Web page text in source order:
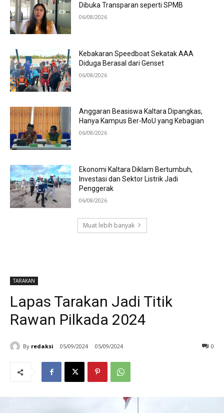
Dibuka Transparan seperti SPMB
06/08/2026
Kebakaran Speedboat Sekatak AAA
Diduga Berasal dari Genset
06/08/2026
Anggaran Beasiswa Kaltara Dipangkas,
Hanya Kampus Ber-MoU yang Kebagian
06/08/2026
Ekonomi Kaltara Diklam Bertumbuh,
Investasi dan Sektor Listrik Jadi
Penggerak
06/08/2026
Muat lebih banyak